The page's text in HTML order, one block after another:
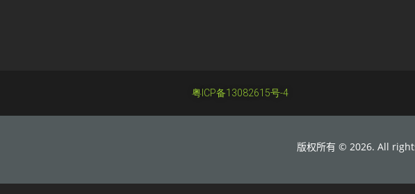
粤ICP备13082615号-4
版权所有 © 2026. All